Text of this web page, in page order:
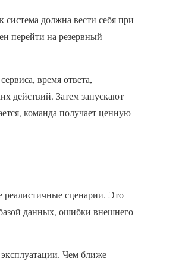
должна вести себя при
перейти на резервный
время ответа,
действий. Затем запускают
команда получает ценную
сценарии. Это
данных, ошибки внешнего
Чем ближе